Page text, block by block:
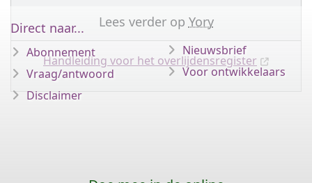
Lees verder op Yory
Handleiding voor het overlijdensregister
Direct naar...
Abonnement
Vraag/antwoord
Disclaimer
Nieuwsbrief
Voor ontwikkelaars